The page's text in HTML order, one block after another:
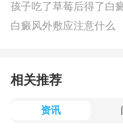
孩子吃了草莓后得了白
白癜风外敷应注意什么
相关推荐
资讯